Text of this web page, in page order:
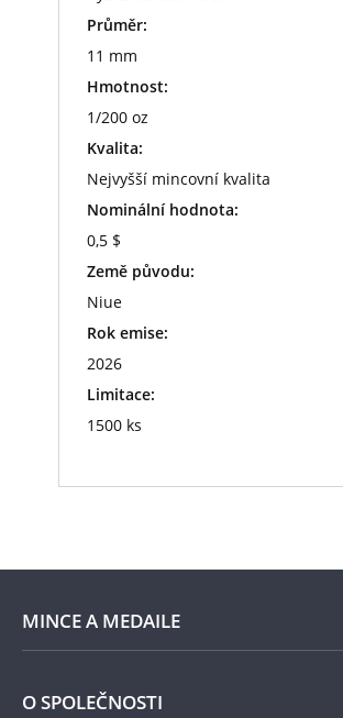
Průměr:
11 mm
Hmotnost:
1/200 oz
Kvalita:
Nejvyšší mincovní kvalita
Nominální hodnota:
0,5 $
Země původu:
Niue
Rok emise:
2026
Limitace:
1500 ks
MINCE A MEDAILE
E-shop
O SPOLEČNOSTI